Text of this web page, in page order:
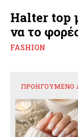
Halter top
να το
FASHION
ΠΡΟΗΓΟΎΜΕΝΟ